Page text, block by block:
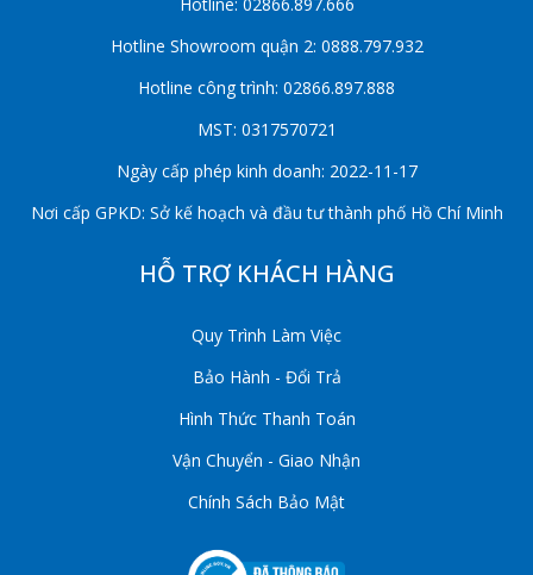
Hotline Showroom quận 2: 0888.797.932
Hotline công trình: 02866.897.888
MST: 0317570721
Ngày cấp phép kinh doanh: 2022-11-17
Nơi cấp GPKD: Sở kế hoạch và đầu tư thành phố Hồ Chí Minh
HỖ TRỢ KHÁCH HÀNG
Quy Trình Làm Việc
Bảo Hành - Đổi Trả
Hình Thức Thanh Toán
Vận Chuyển - Giao Nhận
Chính Sách Bảo Mật